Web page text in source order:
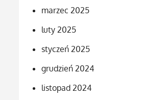
marzec 2025
luty 2025
styczeń 2025
grudzień 2024
listopad 2024